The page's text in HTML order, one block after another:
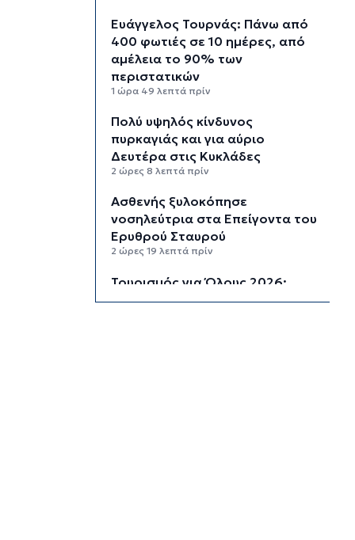
Ευάγγελος Τουρνάς: Πάνω από
400 φωτιές σε 10 ημέρες, από
αμέλεια το 90% των
περιστατικών
1 ώρα 49 λεπτά πρίν
Πολύ υψηλός κίνδυνος
πυρκαγιάς και για αύριο
Δευτέρα στις Κυκλάδες
2 ώρες 8 λεπτά πρίν
Ασθενής ξυλοκόπησε
νοσηλεύτρια στα Επείγοντα του
Ερυθρού Σταυρού
2 ώρες 19 λεπτά πρίν
Τουρισμός για Όλους 2026:
Σήμερα οι αιτήσεις για ΑΦΜ που